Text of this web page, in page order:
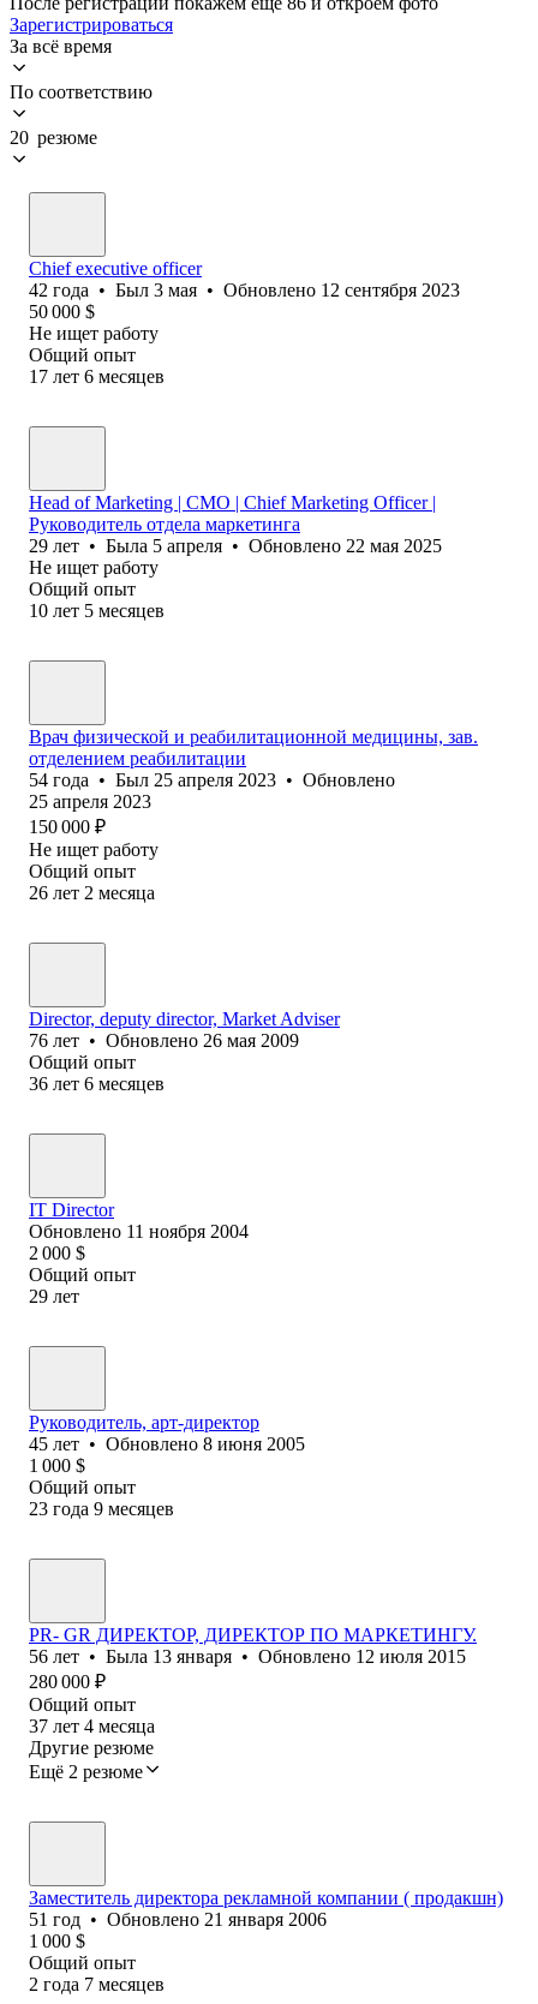
Зарегистрироваться
За всё время
По соответствию
20 резюме
Chief executive officer
42 года • Был 3 мая • Обновлено 12 сентября 2023
50 000 $
Не ищет работу
Общий опыт
17 лет 6 месяцев
Head of Marketing | CMO | Chief Marketing Officer |
Руководитель отдела маркетинга
29 лет • Была 5 апреля • Обновлено 22 мая 2025
Не ищет работу
Общий опыт
10 лет 5 месяцев
Врач физической и реабилитационной медицины, зав.
отделением реабилитации
54 года • Был 25 апреля 2023 • Обновлено
25 апреля 2023
150 000 ₽
Не ищет работу
Общий опыт
26 лет 2 месяца
Director, deputy director, Market Adviser
76 лет • Обновлено 26 мая 2009
Общий опыт
36 лет 6 месяцев
IT Director
Обновлено 11 ноября 2004
2 000 $
Общий опыт
29 лет
Руководитель, арт-директор
45 лет • Обновлено 8 июня 2005
1 000 $
Общий опыт
23 года 9 месяцев
PR- GR ДИРЕКТОР, ДИРЕКТОР ПО МАРКЕТИНГУ.
56 лет • Была 13 января • Обновлено 12 июля 2015
280 000 ₽
Общий опыт
37 лет 4 месяца
Другие резюме
Ещё 2 резюме
Заместитель директора рекламной компании ( продакшн)
51 год • Обновлено 21 января 2006
1 000 $
Общий опыт
2 года 7 месяцев